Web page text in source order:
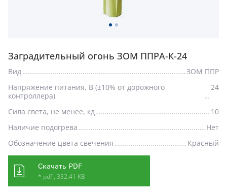
Заградительный огонь ЗОМ ППРА-К-24
Вид
ЗОМ ППР
Напряжение питания, В (±10% от дорожного
контроллера)
24
Сила света, не менее, кд
10
Наличие подогрева
Нет
Обозначение цвета свечения
Красный
Скачать PDF
* pdf , 332.41 KB